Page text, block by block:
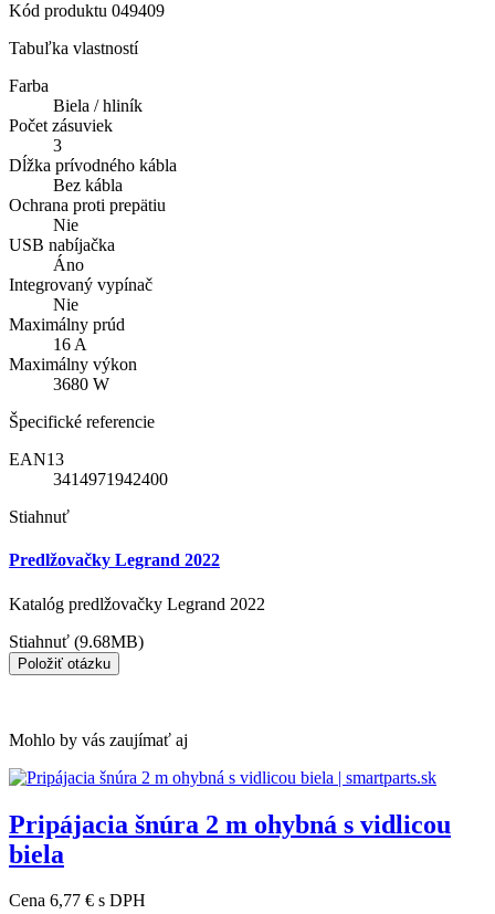
Kód produktu 049409
Tabuľka vlastností
Farba
Biela / hliník
Počet zásuviek
3
Dĺžka prívodného kábla
Bez kábla
Ochrana proti prepätiu
Nie
USB nabíjačka
Áno
Integrovaný vypínač
Nie
Maximálny prúd
16 A
Maximálny výkon
3680 W
Špecifické referencie
EAN13
3414971942400
Stiahnuť
Predlžovačky Legrand 2022
Katalóg predlžovačky Legrand 2022
Stiahnuť (9.68MB)
Položiť otázku
Mohlo by vás zaujímať aj
Pripájacia šnúra 2 m ohybná s vidlicou
biela
Cena 6,77 € s DPH